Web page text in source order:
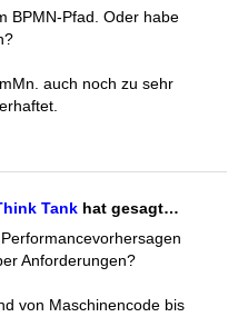
BPMN-Pfad. Oder habe
auch noch zu sehr
Tank hat gesagt…
Anforderungen?
von Maschinencode bis